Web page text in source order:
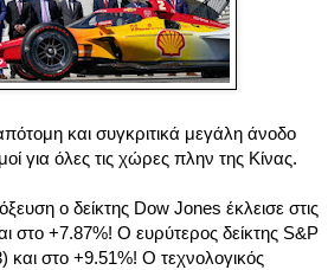
και συγκριτικά μεγάλη άνοδο
για όλες τις χώρες πλην της Κίνας.
ο δείκτης Dow Jones έκλεισε στις
στο +7.87%! Ο ευρύτερος δείκτης S&P
και στο +9.51%! Ο τεχνολογικός